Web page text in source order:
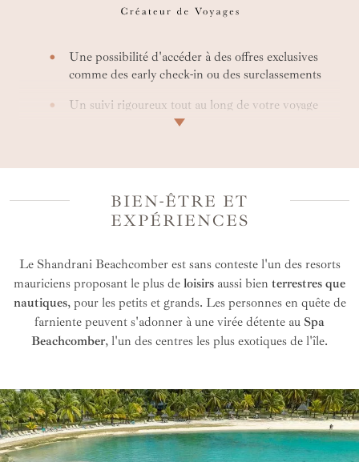
Une possibilité d'accéder à des offres exclusives
comme des early check-in ou des surclassements
Un suivi rigoureux tout au long de votre voyage
grâce à notre service de conciergerie
possibilité d’accéder à des tarifs privilégiés
Une expertise de votre créateur de voyage
spécialisé
BIEN-ÊTRE ET
EXPÉRIENCES
Le Shandrani Beachcomber est sans conteste l'un des resorts
mauriciens proposant le plus de loisirs aussi bien terrestres que
nautiques, pour les petits et grands. Les personnes en quête de
farniente peuvent s'adonner à une virée détente au Spa
Beachcomber, l'un des centres les plus exotiques de l'île.